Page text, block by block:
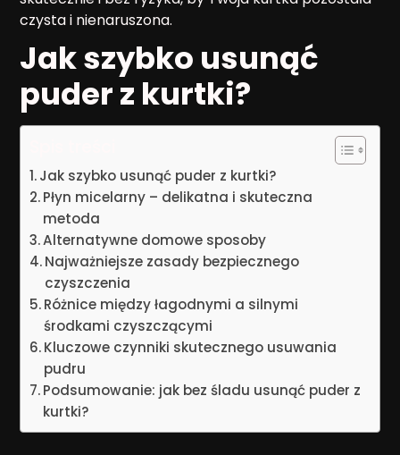
czysta i nienaruszona.
Jak szybko usunąć
puder z kurtki?
Jak szybko usunąć puder z kurtki?
Płyn micelarny – delikatna i skuteczna
metoda
Alternatywne domowe sposoby
Najważniejsze zasady bezpiecznego
czyszczenia
Różnice między łagodnymi a silnymi
środkami czyszczącymi
Kluczowe czynniki skutecznego usuwania
pudru
Podsumowanie: jak bez śladu usunąć puder z
kurtki?